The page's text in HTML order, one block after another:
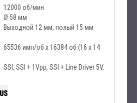
12000 об/мин
Ø 58 мм
Выходной 12 мм, полый 15 мм
65536 имп/об x 16384 об (16 x 14
SSI, SSI + 1Vpp, SSI + Line Driver 5V,